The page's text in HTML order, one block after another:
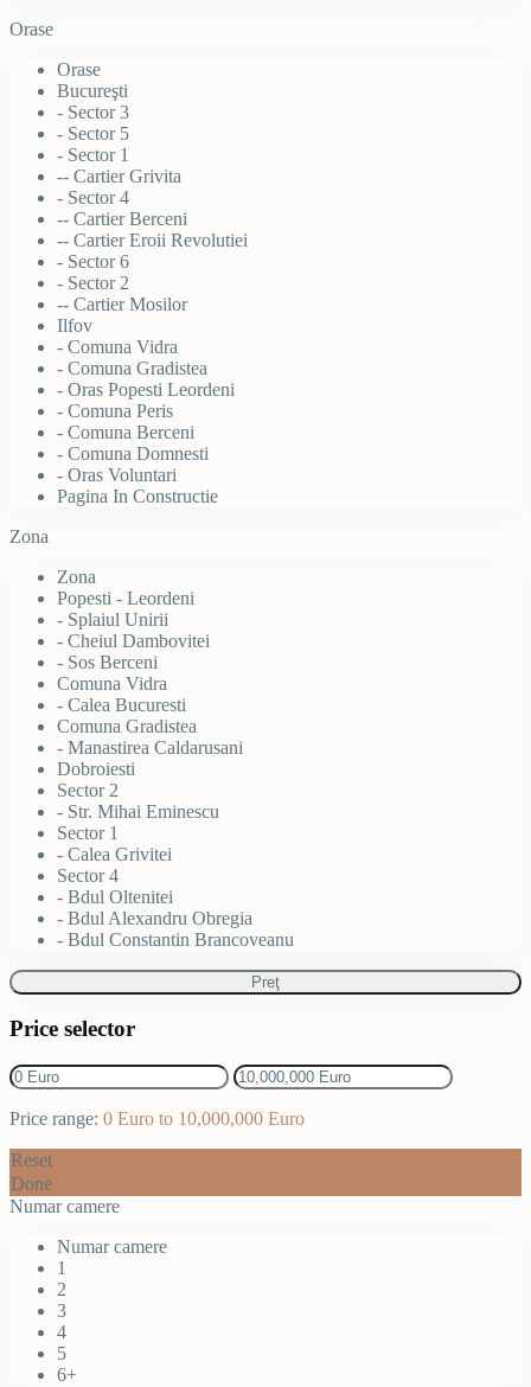
Orase
Orase
Bucureşti
- Sector 3
- Sector 5
- Sector 1
-- Cartier Grivita
- Sector 4
-- Cartier Berceni
-- Cartier Eroii Revolutiei
- Sector 6
- Sector 2
-- Cartier Mosilor
Ilfov
- Comuna Vidra
- Comuna Gradistea
- Oras Popesti Leordeni
- Comuna Peris
- Comuna Berceni
- Comuna Domnesti
- Oras Voluntari
Pagina In Constructie
Zona
Zona
Popesti - Leordeni
- Splaiul Unirii
- Cheiul Dambovitei
- Sos Berceni
Comuna Vidra
- Calea Bucuresti
Comuna Gradistea
- Manastirea Caldarusani
Dobroiesti
Sector 2
- Str. Mihai Eminescu
Sector 1
- Calea Grivitei
Sector 4
- Bdul Oltenitei
- Bdul Alexandru Obregia
- Bdul Constantin Brancoveanu
Preţ
Price selector
Price range: 0 Euro to 10,000,000 Euro
Reset
Done
Numar camere
Numar camere
1
2
3
4
5
6+